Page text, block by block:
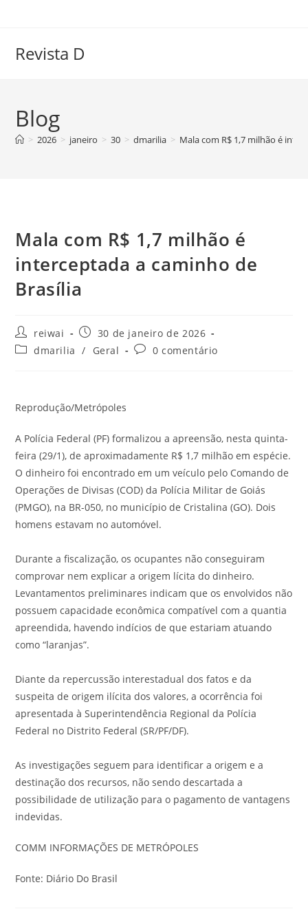
conteúdo
Revista D
Blog
> 2026 > janeiro > 30 > dmarilia > Mala com R$ 1,7 milhão é
Mala com R$ 1,7 milhão é
interceptada a caminho de
Brasília
Autor
do
post:
reiwai
Post
publicado:
30 de janeiro de 2026
Categoria
dmarilia / Geral
Comentários
0 comentário
Reprodução/Metrópoles
A Polícia Federal (PF) formalizou a apreensão, nesta quinta-
feira (29/1), de aproximadamente R$ 1,7 milhão em espécie.
O dinheiro foi encontrado em um veículo pelo Comando de
Operações de Divisas (COD) da Polícia Militar de Goiás
(PMGO), na BR-050, no município de Cristalina (GO). Dois
homens estavam no automóvel.
Durante a fiscalização, os ocupantes não conseguiram
comprovar nem explicar a origem lícita do dinheiro.
Levantamentos preliminares indicam que os envolvidos não
possuem capacidade econômica compatível com a quantia
apreendida, havendo indícios de que estariam atuando
como “laranjas”.
Diante da repercussão interestadual dos fatos e da
suspeita de origem ilícita dos valores, a ocorrência foi
apresentada à Superintendência Regional da Polícia
Federal no Distrito Federal (SR/PF/DF).
As investigações seguem para identificar a origem e a
destinação dos recursos, não sendo descartada a
possibilidade de utilização para o pagamento de vantagens
indevidas.
COMM INFORMAÇÕES DE METRÓPOLES
Fonte: Diário Do Brasil